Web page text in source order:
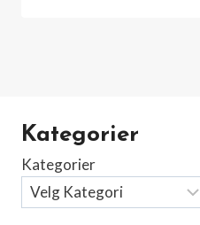
Kategorier
Kategorier